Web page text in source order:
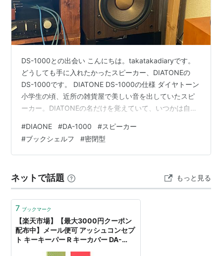
DS-1000との出会い こんにちは。takatakadiaryです。
どうしても手に入れたかったスピーカー、DIATONEの
DS-1000です。 DIATONE DS-1000の仕様 ダイヤトーン
小学生の頃、近所の雑貨屋で美しい音を出していたスピ
ーカー。DIATONEの名だけを覚えていて、いつかは自分
は小型のブックシェルフかトールボーイ型のスピーカー
が主流のような気がしていますが、私の中で「THE スピ
ーカー」はこのサイズの、このスピーカーであり続けま
クシェルフ型ですが、このサイ…
#DIAONE #DA-1000 #スピーカー
#ブックシェルフ #密閉型
ネットで話題 もっと見る
7 ブックマーク
【楽天市場】【最大3000円クーポン
配布中】メール便可 アッシュコンセプ
ト キーキーパー R キーカバー DA-